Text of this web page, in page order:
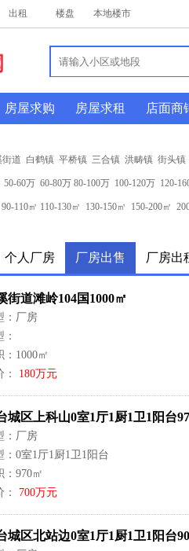
出租 楼盘 本地楼市
房屋求购 房屋求租 店面商
街道 白鹤镇 平桥镇 三合镇 洪畴镇 街头镇
50-60万 60-80万 80-100万 100-120万 120-
90-110㎡ 110-130㎡ 130-150㎡ 150-200㎡
个人厂房 厂房出售 厂房出
街道滩岭104国1000㎡
：厂房
：
：1000㎡
： 180万元
城区上科山0室1厅1厨1卫1阳台
：厂房
：0室1厅1厨1卫1阳台
：970㎡
： 700万元
城区北站边0室1厅1厨1卫1阳台